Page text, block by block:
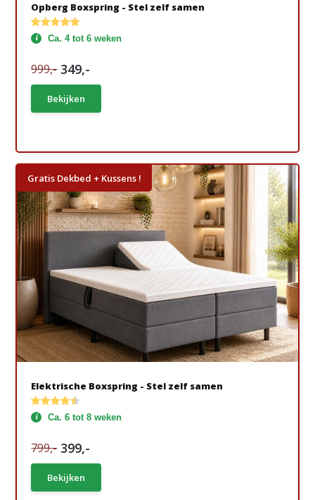
Opberg Boxspring - Stel zelf samen
Ca. 4 tot 6 weken
999,- 349,-
Bekijken
Gratis Dekbed + Kussens !
Elektrische Boxspring - Stel zelf samen
Ca. 6 tot 8 weken
799,- 399,-
Bekijken